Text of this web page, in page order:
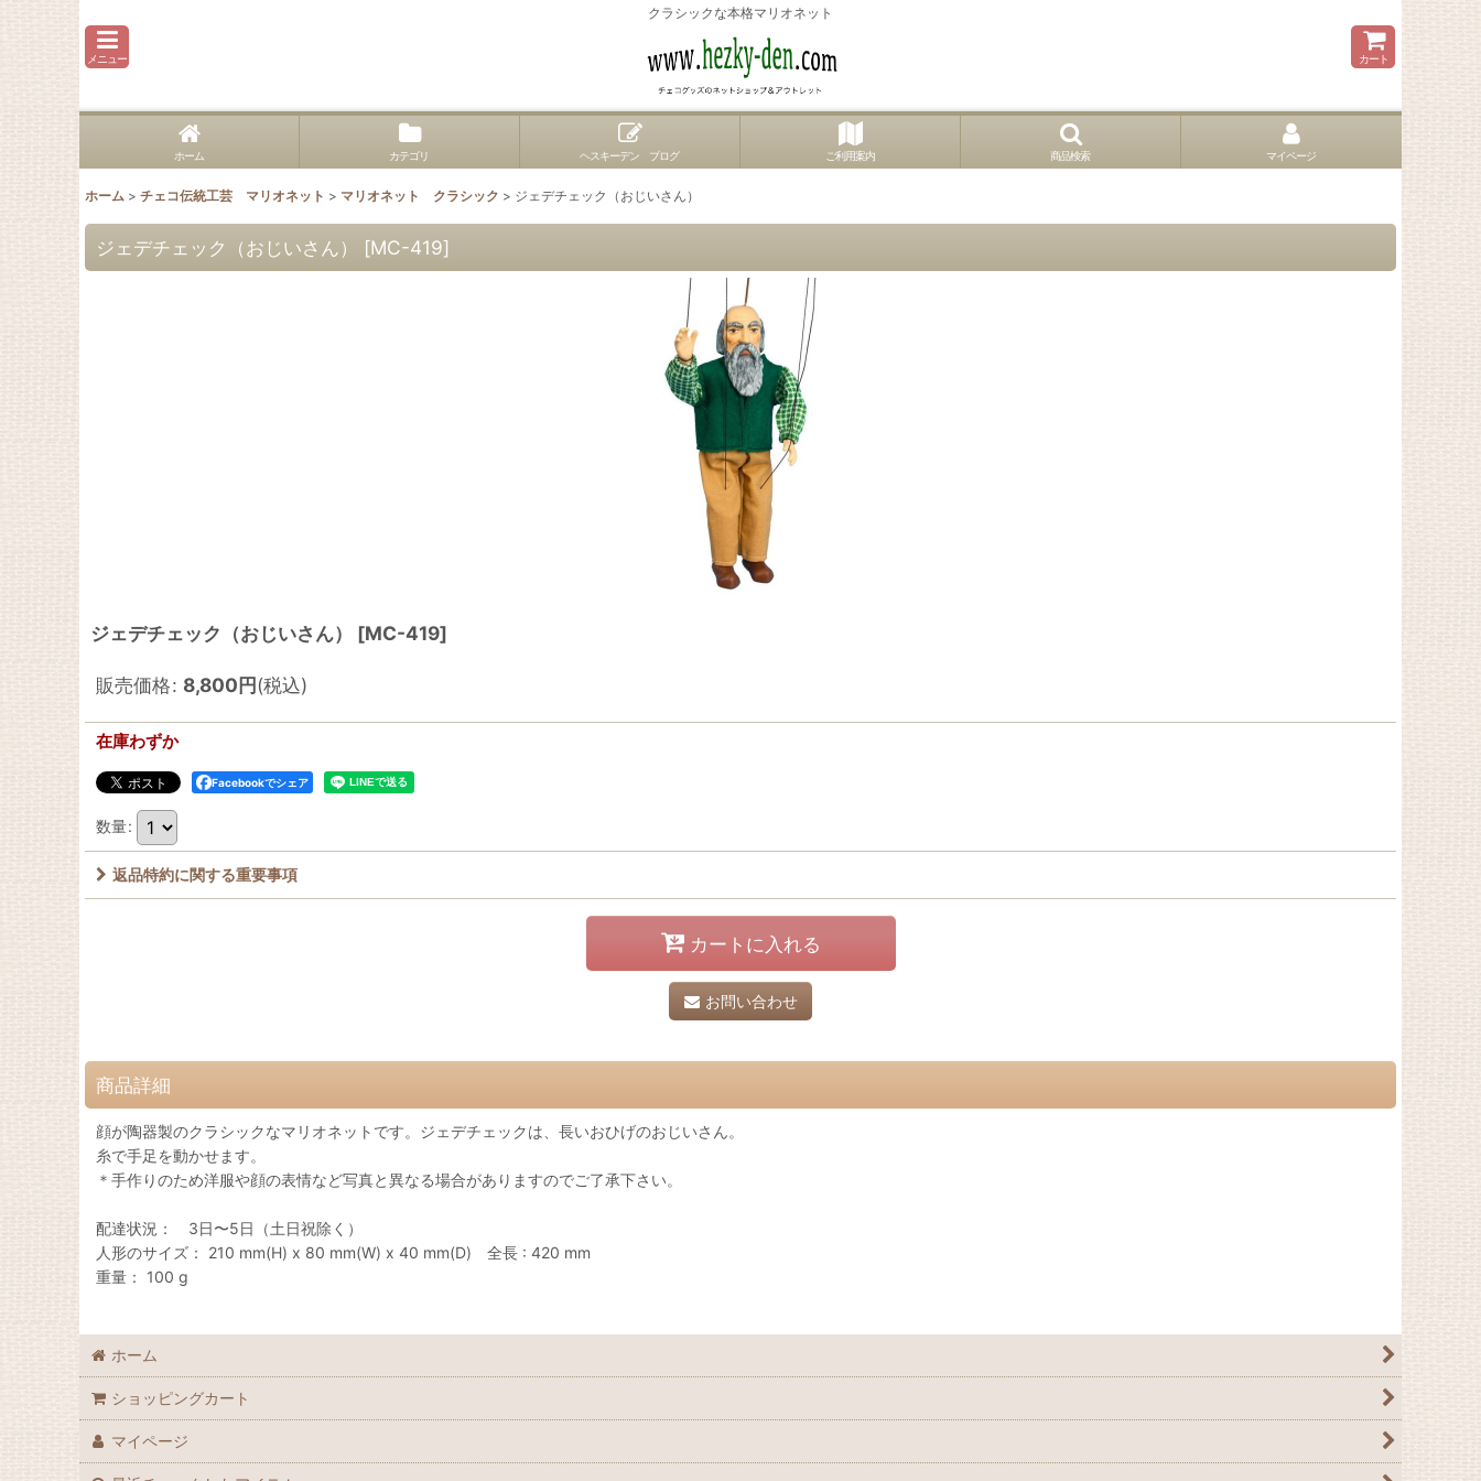
クラシックな本格マリオネット
メニュー カート
ホーム カテゴリ ヘスキーデン ブログ ご利用案内 商品検索 マイページ
ホーム > チェコ伝統工芸 マリオネット > マリオネット クラシック > ジェデチェック（おじいさん）
ジェデチェック（おじいさん） [MC-419]
ジェデチェック（おじいさん） [MC-419]
販売価格: 8,800円(税込)
在庫わずか
Facebookでシェア
数量:
返品特約に関する重要事項
カートに入れる
お問い合わせ
商品詳細
顔が陶器製のクラシックなマリオネットです。ジェデチェックは、長いおひげのおじいさん。
糸で手足を動かせます。
＊手作りのため洋服や顔の表情など写真と異なる場合がありますのでご了承下さい。
配達状況： 3日〜5日（土日祝除く）
人形のサイズ： 210 mm(H) x 80 mm(W) x 40 mm(D) 全長 : 420 mm
重量： 100 g
ホーム
ショッピングカート
マイページ